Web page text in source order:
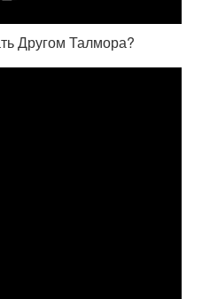
Другом Талмора?